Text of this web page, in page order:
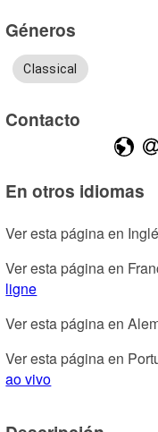
Géneros
Classical
Contacto
En otros idiomas
Ver esta página en
Ver esta página en
ligne
Ver esta página en
Ver esta página en
ao vivo